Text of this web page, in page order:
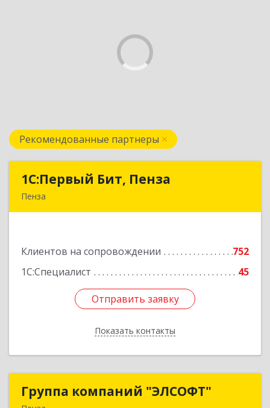
Рекомендованные партнеры
1С:Первый Бит, Пенза
Пенза
Клиентов на сопровождении
752
1С:Специалист
45
Отправить заявку
Показать контакты
1С:Первый Бит, Пенза
Подробнее
Отправить заявку
Назад
Группа компаний "ЭЛСОФТ"
Группа компаний "ЭЛСОФТ"